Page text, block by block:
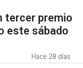
tercer premio
este sábado
Hace 28 días